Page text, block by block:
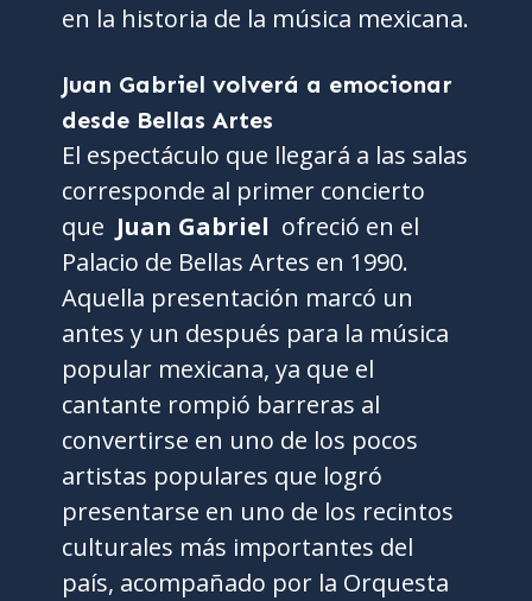
en la historia de la música mexicana.
Juan Gabriel volverá a emocionar
desde Bellas Artes
El espectáculo que llegará a las salas
corresponde al primer concierto
que Juan Gabriel ofreció en el
Palacio de Bellas Artes en 1990.
Aquella presentación marcó un
antes y un después para la música
popular mexicana, ya que el
cantante rompió barreras al
convertirse en uno de los pocos
artistas populares que logró
presentarse en uno de los recintos
culturales más importantes del
país, acompañado por la Orquesta